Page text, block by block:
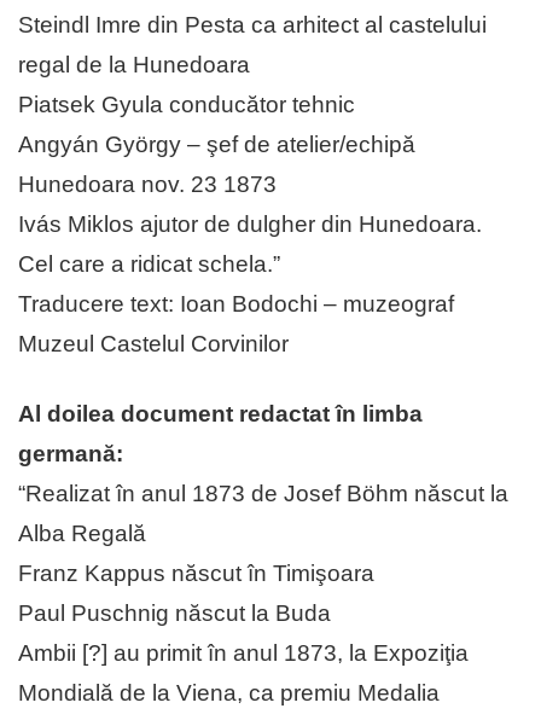
Steindl Imre din Pesta ca arhitect al castelului
regal de la Hunedoara
Piatsek Gyula conducător tehnic
Angyán György – şef de atelier/echipă
Hunedoara nov. 23 1873
Ivás Miklos ajutor de dulgher din Hunedoara.
Cel care a ridicat schela.”
Traducere text: Ioan Bodochi – muzeograf
Muzeul Castelul Corvinilor
Al doilea document redactat în limba
germană:
“Realizat în anul 1873 de Josef Böhm născut la
Alba Regală
Franz Kappus născut în Timişoara
Paul Puschnig născut la Buda
Ambii [?] au primit în anul 1873, la Expoziţia
Mondială de la Viena, ca premiu Medalia